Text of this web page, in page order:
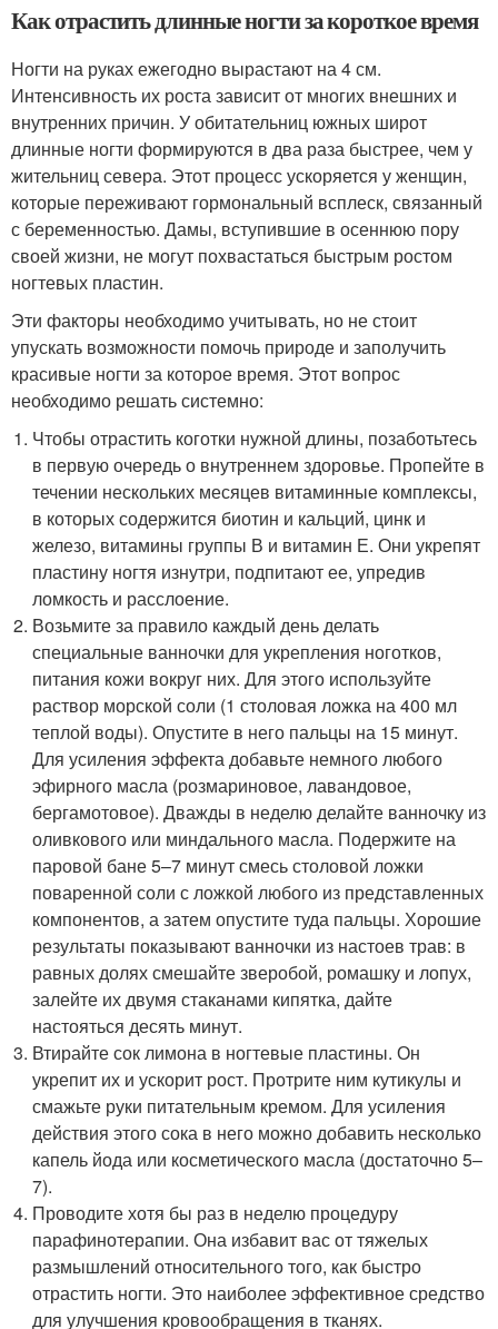
Как отрастить длинные ногти за короткое время
Ногти на руках ежегодно вырастают на 4 см.
Интенсивность их роста зависит от многих внешних и
внутренних причин. У обитательниц южных широт
длинные ногти формируются в два раза быстрее, чем у
жительниц севера. Этот процесс ускоряется у женщин,
которые переживают гормональный всплеск, связанный
с беременностью. Дамы, вступившие в осеннюю пору
своей жизни, не могут похвастаться быстрым ростом
ногтевых пластин.
Эти факторы необходимо учитывать, но не стоит
упускать возможности помочь природе и заполучить
красивые ногти за которое время. Этот вопрос
необходимо решать системно:
Чтобы отрастить коготки нужной длины, позаботьтесь
в первую очередь о внутреннем здоровье. Пропейте в
течении нескольких месяцев витаминные комплексы,
в которых содержится биотин и кальций, цинк и
железо, витамины группы В и витамин Е. Они укрепят
пластину ногтя изнутри, подпитают ее, упредив
ломкость и расслоение.
Возьмите за правило каждый день делать
специальные ванночки для укрепления ноготков,
питания кожи вокруг них. Для этого используйте
раствор морской соли (1 столовая ложка на 400 мл
теплой воды). Опустите в него пальцы на 15 минут.
Для усиления эффекта добавьте немного любого
эфирного масла (розмариновое, лавандовое,
бергамотовое). Дважды в неделю делайте ванночку из
оливкового или миндального масла. Подержите на
паровой бане 5–7 минут смесь столовой ложки
поваренной соли с ложкой любого из представленных
компонентов, а затем опустите туда пальцы. Хорошие
результаты показывают ванночки из настоев трав: в
равных долях смешайте зверобой, ромашку и лопух,
залейте их двумя стаканами кипятка, дайте
настояться десять минут.
Втирайте сок лимона в ногтевые пластины. Он
укрепит их и ускорит рост. Протрите ним кутикулы и
смажьте руки питательным кремом. Для усиления
действия этого сока в него можно добавить несколько
капель йода или косметического масла (достаточно 5–
7).
Проводите хотя бы раз в неделю процедуру
парафинотерапии. Она избавит вас от тяжелых
размышлений относительного того, как быстро
отрастить ногти. Это наиболее эффективное средство
для улучшения кровообращения в тканях.